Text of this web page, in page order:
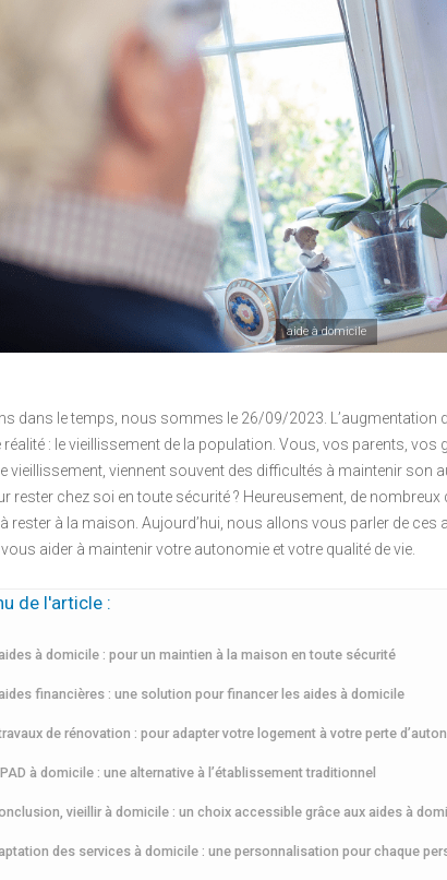
aide à domicile
dans le temps, nous sommes le 26/09/2023. L’augmentation
réalité : le vieillissement de la population. Vous, vos parents,
vieillissement, viennent souvent des difficultés à maintenir
rester chez soi en toute sécurité ? Heureusement, de
rester à la maison. Aujourd’hui, nous allons vous parler de ces
aider à maintenir votre autonomie et votre qualité de vie.
de l'article :
à domicile : pour un maintien à la maison en toute sécurité
financières : une solution pour financer les aides à domicile
de rénovation : pour adapter votre logement à votre perte
à domicile : une alternative à l’établissement traditionnel
vieillir à domicile : un choix accessible grâce aux aides à
des services à domicile : une personnalisation pour chaque